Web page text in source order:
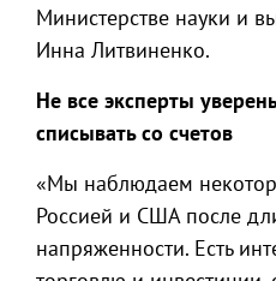
Министерстве науки и
Инна Литвиненко.
Не все эксперты
списывать со счетов
«Мы наблюдаем
Россией и США после
напряженности. Есть